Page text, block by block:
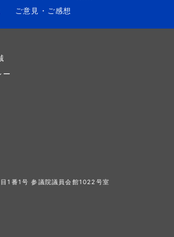
ご意見・ご感想
ー
1番1号 参議院議員会館1022号室